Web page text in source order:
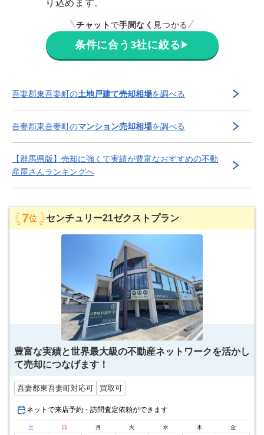
り込めます。
チャット で手間なく 見つかる
条件に合う3社に絞る ▶
吾妻郡東吾妻町の土地戸建て売却相場を調べる
吾妻郡東吾妻町のマンション売却相場を調べる
【群馬県版】 売却に強くて実績が豊富なおすすめの不動
産屋さんランキングへ
7位 センチュリー21ゼクストプラン
豊富な実績と世界最大級の不動産ネットワークを活かし
て売却につなげます！
吾妻郡東吾妻町対応可 買取可
ネットで来店予約・訪問査定依頼ができます
土 日 月 火 水 木 金